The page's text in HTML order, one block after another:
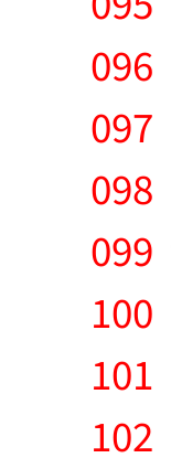
096
097
098
099
100
101
102